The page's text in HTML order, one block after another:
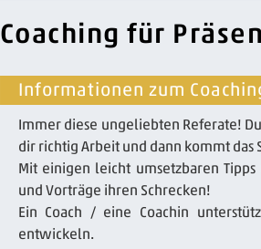
Coaching für
Informationen zum
Immer diese ungeliebten Referate!
dir richtig Arbeit und dann kommt das
Mit einigen leicht umsetzbaren
und Vorträge ihren Schrecken!
Ein Coach / eine Coachin
entwickeln.